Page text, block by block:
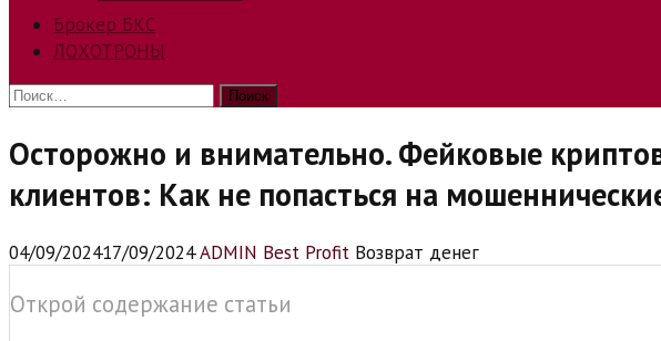
Брокер БКС
ЛОХОТРОНЫ
Найти:
Осторожно и внимательно. Фейковые
клиентов: Как не попасться на
04/09/202417/09/2024ADMIN Best Profit Возврат денег
Открой содержание статьи